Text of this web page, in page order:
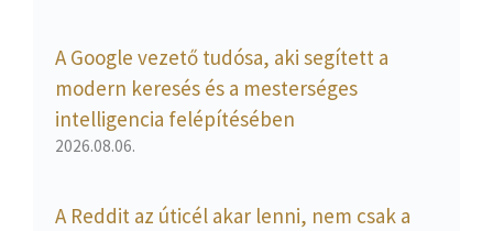
A Google vezető tudósa, aki segített a
modern keresés és a mesterséges
intelligencia felépítésében
2026.08.06.
A Reddit az úticél akar lenni, nem csak a